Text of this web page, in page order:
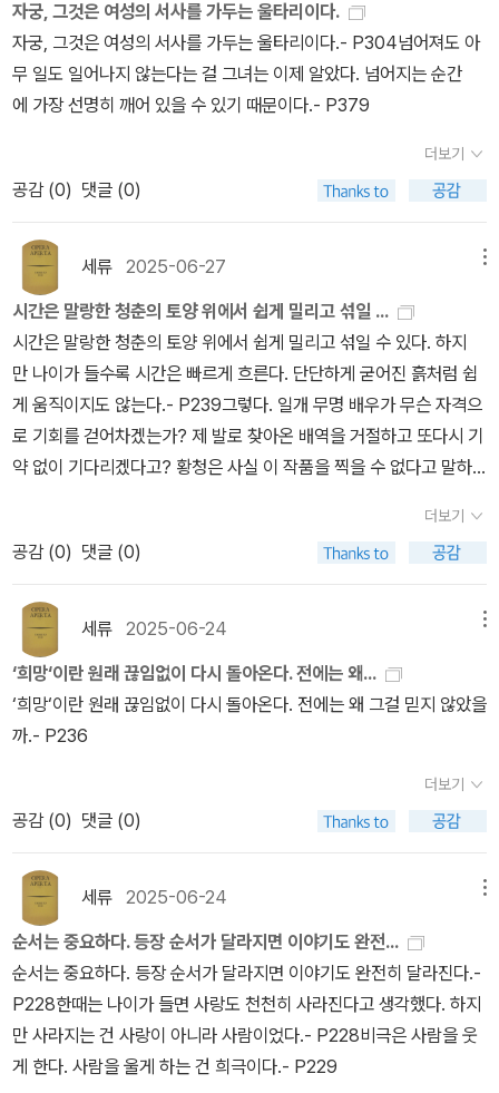
밖에 없었다. 아버지는 황청이 여섯 살 때 사라졌다. 엄마 입에서는 한
번도 아버지 이야기를 듣지 못했고, 언니한테는 십년 이상이 훌쩍 지
나간 후에, 그 인간이 술을 엄청 퍼마셨으며, 집을 나간 이후에도 자기
한테만 몰래 와서 돈을 얻어가고는 했단다. 황청이 본인은 그리 예쁘
다고 생각해본 적이 없는데, 입술이 좀 짝짝이처럼 생긴 바람에, 대학
들은 방송국에서 찍어간 적이 있었다. 몇 주 후에 일본 배우가 광고 촬
영차 타이안을 방문했을 때 조명을 맟추어 볼 대역을 요구하여 22시
간 동안 8천 위안을 받기로 하고 대역을 맡았다. 커피숍 한 달 알바비
를 하루에 받을 수 있는데 안 할 이유가 없지 싶어서. 그러네 내리쬐는
태양 아래서 손만 나올 대역배우 자격으로 황청이 남자 배우의 뺨을
때리는 장면을 찍어야 했다. 한 번도 본 적 없는 남자의 왼쪽 뺨을 오
른손으로 후려 갈리니 미안하기도 하고, 얼마나 아플까 싶기도 해서,
아프지 않으세요, 얼마나 아프세요, 막 이런 말을 해야 했는데, 남자배
우는 그 역시 조그마한 소리로 괜찮습니다. 더 실감나게 세게 때리셔
내는 것이 덜 때리고 덜 맞는 일이다 싶어 마구마구 후려쳤지만 감독
이 컷을 외칠 때마다 얼굴이 부은 남자가 서둘러 냉찜질을 하면서도
황청을 향해, 손바닥이 아프지는 않았느냐고, 이렇게 묻는 것이 인상
적이었다. 이름도 모르는 남자가. 물론 이 남자는 작품의 뒤쪽으로 가
면 이제 이름을 날리는 유명 배우가 되어 황청과 커플을 이루어 드라
마를 찍게 되는데, 드라마에서 두 명 다 커플 배역을 너무 자연스럽게
연기해, 진짜 커플로 소문, 스캔들이 나 그걸 은근히 즐기는 가짜 연인
으로 지내기도 한다. 아빠를 쫓아버린 엄마는 두 딸과 조용히 살고 있
선생. 엄마가 만나보니 큰 키에 섬세하고 자상한데다가 믿음직 한 것
니까 엄마가 아니라 첫째 딸 황첸이 마음을 아프도록 폭 찔러버린 거
였다. 그리하여 린 선생은 황첸에게 잘 해주었는데 그것이 점점 커져
둘은 연인으로 발전해버렸다. 황첸은 린 선생을 만날 때, 자주 동생
황청과 함께 외출했다. 황청의 나이가 아직 사리분별을 하지 못할 때
라 엄마와의 관계는 어느 새 잊어버리고 그냥 린 선생이 황첸 언니의
애인, 그것도 내게 맛있는 아이스크림을 잘 사주는 좋은 애인이며, 다
만 너무 좁은 자동차를 가지고 다니는 게 좀 불만인 남자 이상이 아니
기고 있었다. 가시가 뽑힌 붉은 장미처럼, 변형된 붉은 꽃처럼.- P40
4정상에 선 등산가가 된 자신이 살면서 지나온 어두운 죽음의 골짜기
를 돌아보는 상상을 해보았다. 가슴 한편이 미세하게 떨려왔다. 끊임
없는 실패를 겪어야만 이곳에 도달할 수 있었다는 것을 그녀는 알
고 있었다. 많은 것을 잃었고 동시에 얻었다. 두 가지를 비교할 수
는 없다.- P406
자궁, 그것은 여성의 서사를 가두는 울타리이다.
자궁, 그것은 여성의 서사를 가두는 울타리이다.- P304넘어져도 아
무 일도 일어나지 않는다는 걸 그녀는 이제 알았다. 넘어지는 순간
에 가장 선명히 깨어 있을 수 있기 때문이다.- P379
더보기
공감 (0) 댓글 (0)
세류 2025-06-27
시간은 말랑한 청춘의 토양 위에서 쉽게 밀리고 섞일 ...
시간은 말랑한 청춘의 토양 위에서 쉽게 밀리고 섞일 수 있다. 하지
만 나이가 들수록 시간은 빠르게 흐른다. 단단하게 굳어진 흙처럼 쉽
게 움직이지도 않는다.- P239그렇다. 일개 무명 배우가 무슨 자격으
로 기회를 걷어차겠는가? 제 발로 찾아온 배역을 거절하고 또다시 기
약 없이 기다리겠다고? 황청은 사실 이 작품을 찍을 수 없다고 말하
을 설득해주기를 바랐는지 모른다. 아니면 회사가 강압적으로 그녀에
게 배역을 맡게 해서 자신은 선택의 여지가 없었음을 연출하고 싶었
는지 모른다. 그녀가 배역을 거절하고 싶어한다는 걸 누가 믿을 것인
가. 사실 그녀 자신도 믿지 않았다.- P244삶이란 어쩌면 즐거운 기
억 위에 또 다른 기억을 쌓아 올리는 건지 모른다. 하지만 실제 삶
은 그리 간단하지 않다. 생명은 언제나 새로운 희망을 맞이하고 그 희
망이 깨지지 않기를 바라야 한다.- P247황청은 계속해서 자신만
의 ‘중심‘을 찾고 있었다. 모든 움직임의 중심축이 되고, 결국에는 돌
아갈 수 있는 그 지점을. 자신을 지탱해줄 ‘중심점‘이 나타났다고 느
낄 때마다 얼마 지나지 않아 그것은 흔들리거나 심지어 그녀를 등지
지를 소진한 뒤에 의심이 피어났다. 그 ‘중심점‘에 대해서든, 자신
의 판단에 대해서든 그것은 영원히 도달할 수 없으면서도 그녀를 끊
임없이 전진하게 만드는 ‘이상‘이었다. 때로는 사람이었고, 따로는 삶
과 일이었으며, 때로는 그 모든 것을 아우르는 전체였다.- P260인간
의 내면은 외부로 표줄되는 것보다 항상 크기 마련이다. 그녀는 감정
은 ‘연기‘할 수 없다는 걸 실감했다. 유일한 방법은 캐릭터가 지금의
그녀처럼 자신의 감정을 ‘통제‘하려고 노력하는 것뿐이다. 이건 겉으
더보기
공감 (0) 댓글 (0)
세류 2025-06-24
‘희망‘이란 원래 끊임없이 다시 돌아온다. 전에는 왜...
‘희망‘이란 원래 끊임없이 다시 돌아온다. 전에는 왜 그걸 믿지 않았을
까.- P236
더보기
공감 (0) 댓글 (0)
세류 2025-06-24
순서는 중요하다. 등장 순서가 달라지면 이야기도 완전...
순서는 중요하다. 등장 순서가 달라지면 이야기도 완전히 달라진다.-
P228한때는 나이가 들면 사랑도 천천히 사라진다고 생각했다. 하지
만 사라지는 건 사랑이 아니라 사람이었다.- P228비극은 사람을 웃
게 한다. 사람을 울게 하는 건 희극이다.- P229